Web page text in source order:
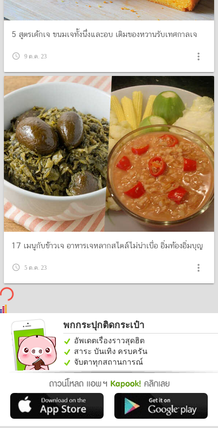
5 สูตรเค้กเจ ขนมเจทั้งนึ่งและอบ เติมของหวานรับเทศกาลเจ
query_builder 9 ต.ค. 23 more_vert
17 เมนูกับข้าวเจ อาหารเจหลากสไตล์ไม่น่าเบื่อ อิ่มท้องอิ่มบุญ
query_builder 5 ต.ค. 23 more_vert
พกกระปุกติดกระเป๋า
อัพเดตเรื่องราวสุดฮิต
สาระ บันเทิง ครบครัน
จับตาทุกสถานการณ์